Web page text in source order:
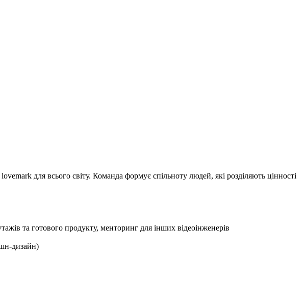
для всього світу. Команда формує спільноту людей, які розділяють цінності
та готового продукту, менторинг для інших відеоінженерів
дизайн)